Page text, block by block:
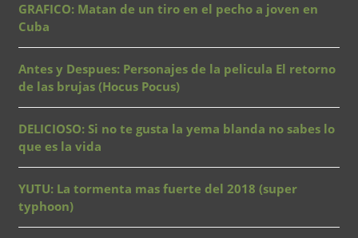
GRAFICO: Matan de un tiro en el pecho a joven en
Cuba
Antes y Despues: Personajes de la pelicula El retorno
de las brujas (Hocus Pocus)
DELICIOSO: Si no te gusta la yema blanda no sabes lo
que es la vida
YUTU: La tormenta mas fuerte del 2018 (super
typhoon)